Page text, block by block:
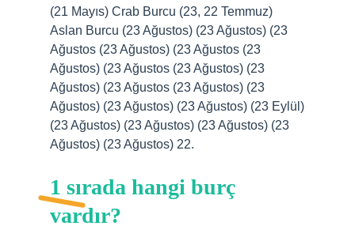
(21 Mayıs) Crab Burcu (23, 22 Temmuz)
Aslan Burcu (23 Ağustos) (23 Ağustos) (23
Ağustos (23 Ağustos) (23 Ağustos (23
Ağustos) (23 Ağustos (23 Ağustos) (23
Ağustos) (23 Ağustos (23 Ağustos) (23
Ağustos) (23 Ağustos) (23 Ağustos) (23 Eylül)
(23 Ağustos) (23 Ağustos) (23 Ağustos) (23
Ağustos) (23 Ağustos) 22.
1 sırada hangi burç
vardır?